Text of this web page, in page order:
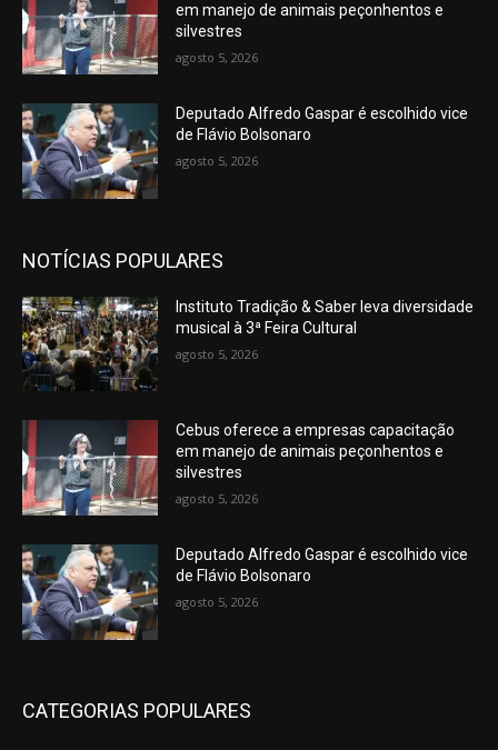
em manejo de animais peçonhentos e
silvestres
agosto 5, 2026
Deputado Alfredo Gaspar é escolhido vice
de Flávio Bolsonaro
agosto 5, 2026
NOTÍCIAS POPULARES
Instituto Tradição & Saber leva diversidade
musical à 3ª Feira Cultural
agosto 5, 2026
Cebus oferece a empresas capacitação
em manejo de animais peçonhentos e
silvestres
agosto 5, 2026
Deputado Alfredo Gaspar é escolhido vice
de Flávio Bolsonaro
agosto 5, 2026
CATEGORIAS POPULARES